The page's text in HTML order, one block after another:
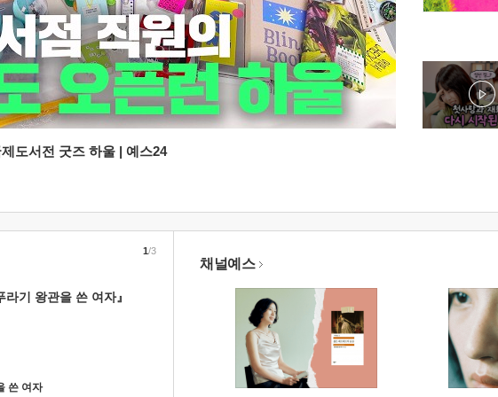
도서전 굿즈 하울 | 예스24
라기 왕관을 쓴 여자』
쓴 여자
1/3
채널예스